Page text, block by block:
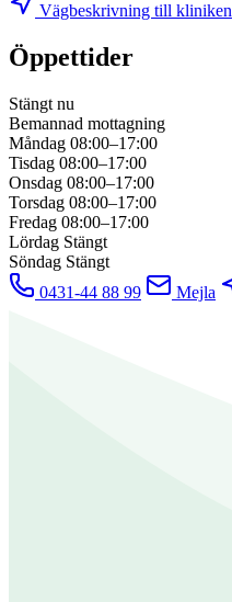
Vägbeskrivning till kliniken
Öppettider
Stängt nu
Bemannad mottagning
Måndag 08:00–17:00
Tisdag 08:00–17:00
Onsdag 08:00–17:00
Torsdag 08:00–17:00
Fredag 08:00–17:00
Lördag Stängt
Söndag Stängt
0431-44 88 99
Mejla